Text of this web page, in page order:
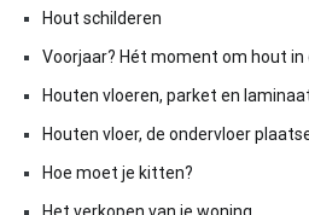
Hout schilderen
Voorjaar? Hét moment om hout in
Houten vloeren, parket en
Houten vloer, de ondervloer
Hoe moet je kitten?